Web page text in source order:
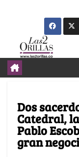
Dos
Catedral,
Pablo
gran